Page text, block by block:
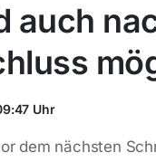
auch
Uhr
dem nächsten